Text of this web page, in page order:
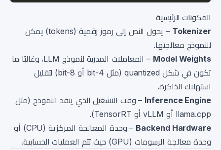
المكونات الرئيسية
Tokenizer
– يحول النص إلى رموز رقمية (tokens) يمكن
للنموذج معالجتها.
Model Weights
– المعاملات المدربة لنموذج LLM، وغالبًا ما
تكون في شكل quantized (مثل 4-bit أو 8-bit) لتقليل
استهلاك الذاكرة.
Inference Engine – وقت التشغيل الذي ينفذ النموذج (مثل
llama.cpp أو vLLM أو TensorRT).
Backend Hardware
– وحدة المعالجة المركزية (CPU) أو
وحدة معالجة الرسومات (GPU) حيث تتم العمليات الحسابية.